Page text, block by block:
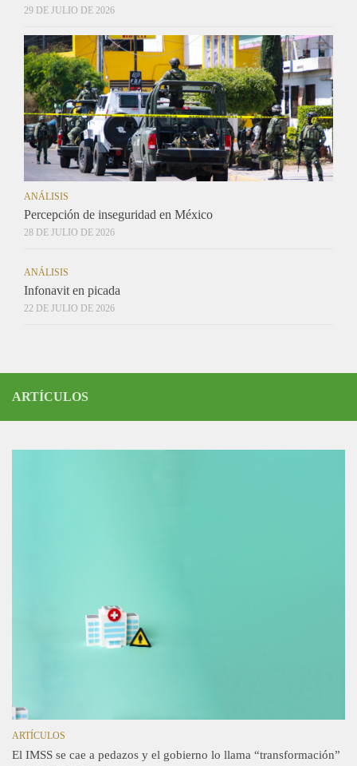
29 DE JULIO DE 2026
ANÁLISIS
Percepción de inseguridad en México
28 DE JULIO DE 2026
ANÁLISIS
Infonavit en picada
22 DE JULIO DE 2026
ARTÍCULOS
ARTÍCULOS
El IMSS se cae a pedazos y el gobierno lo llama “transformación”